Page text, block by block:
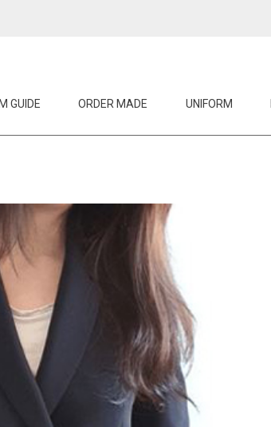
GUIDE ORDER MADE UNIFORM